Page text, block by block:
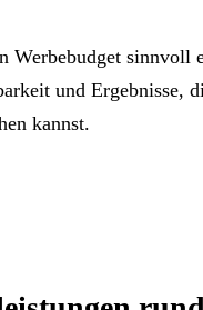
Werbebudget sinnvoll
und Ergebnisse,
kannst.